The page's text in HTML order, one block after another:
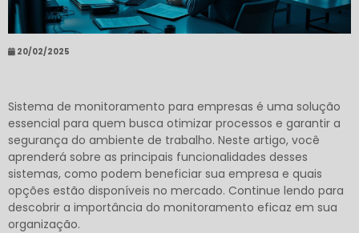
20/02/2025
Sistema de monitoramento para empresas é uma solução
essencial para quem busca otimizar processos e garantir a
segurança do ambiente de trabalho. Neste artigo, você
aprenderá sobre as principais funcionalidades desses
sistemas, como podem beneficiar sua empresa e quais
opções estão disponíveis no mercado. Continue lendo para
descobrir a importância do monitoramento eficaz em sua
organização.